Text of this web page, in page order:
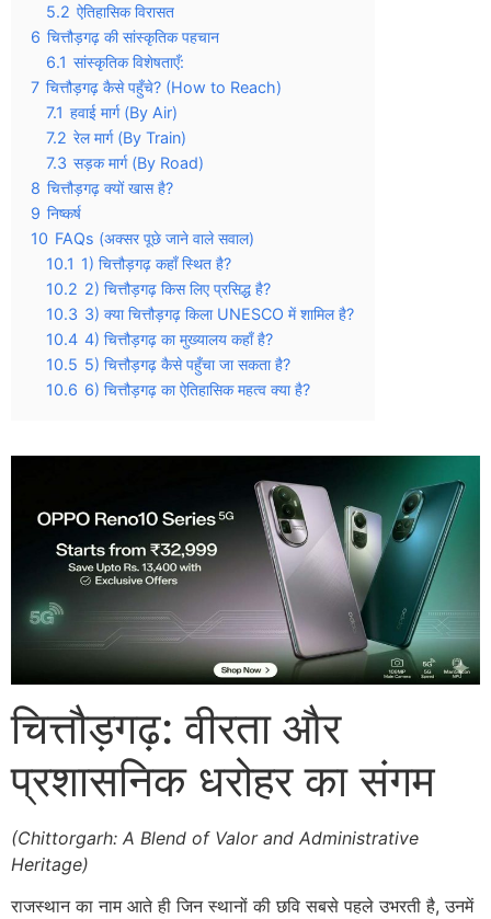
5.2 ऐतिहासिक विरासत
6 चित्तौड़गढ़ की सांस्कृतिक पहचान
6.1 सांस्कृतिक विशेषताएँ:
7 चित्तौड़गढ़ कैसे पहुँचे? (How to Reach)
7.1 हवाई मार्ग (By Air)
7.2 रेल मार्ग (By Train)
7.3 सड़क मार्ग (By Road)
8 चित्तौड़गढ़ क्यों खास है?
9 निष्कर्ष
10 FAQs (अक्सर पूछे जाने वाले सवाल)
10.1 1) चित्तौड़गढ़ कहाँ स्थित है?
10.2 2) चित्तौड़गढ़ किस लिए प्रसिद्ध है?
10.3 3) क्या चित्तौड़गढ़ किला UNESCO में शामिल है?
10.4 4) चित्तौड़गढ़ का मुख्यालय कहाँ है?
10.5 5) चित्तौड़गढ़ कैसे पहुँचा जा सकता है?
10.6 6) चित्तौड़गढ़ का ऐतिहासिक महत्व क्या है?
चित्तौड़गढ़: वीरता और
प्रशासनिक धरोहर का संगम
(Chittorgarh: A Blend of Valor and Administrative
Heritage)
राजस्थान का नाम आते ही जिन स्थानों की छवि सबसे पहले उभरती है, उनमें